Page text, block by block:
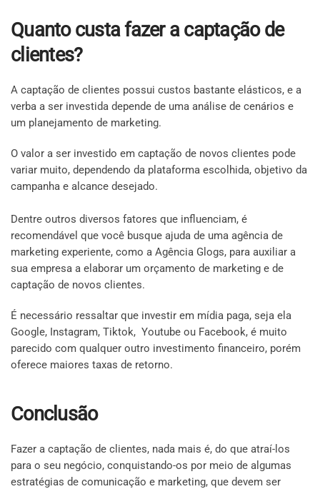
Quanto custa fazer a captação de
clientes?
A captação de clientes possui custos bastante elásticos, e a
verba a ser investida depende de uma análise de cenários e
um planejamento de marketing.
O valor a ser investido em captação de novos clientes pode
variar muito, dependendo da plataforma escolhida, objetivo da
campanha e alcance desejado.
Dentre outros diversos fatores que influenciam, é
recomendável que você busque ajuda de uma agência de
marketing experiente, como a Agência Glogs, para auxiliar a
sua empresa a elaborar um orçamento de marketing e de
captação de novos clientes.
É necessário ressaltar que investir em mídia paga, seja ela
Google, Instagram, Tiktok, Youtube ou Facebook, é muito
parecido com qualquer outro investimento financeiro, porém
oferece maiores taxas de retorno.
Conclusão
Fazer a captação de clientes, nada mais é, do que atraí-los
para o seu negócio, conquistando-os por meio de algumas
estratégias de comunicação e marketing, que devem ser